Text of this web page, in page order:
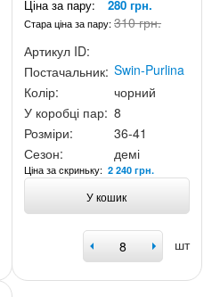
Ціна за пару: 280 грн.
Стара ціна за пару:310 грн.
Артикул ID:
Постачальник: Swin-Purlina
Колір:
чорний
У коробці пар: 8
Розміри:
36-41
Сезон:
демі
Ціна за скриньку:2 240 грн.
У кошик
шт